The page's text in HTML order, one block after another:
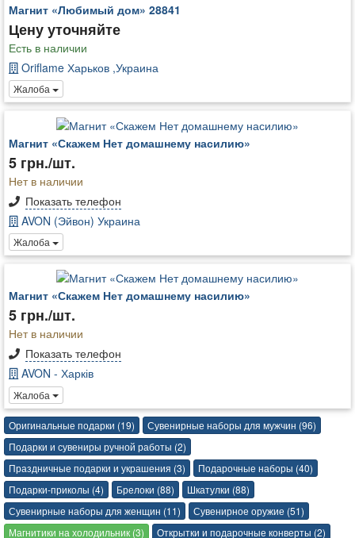
Магнит «Любимый дом» 28841
Цену уточняйте
Есть в наличии
Oriflame Харьков ,Украина
Жалоба
Магнит «Скажем Нет домашнему насилию»
5 грн./шт.
Нет в наличии
Показать телефон
AVON (Эйвон) Украина
Жалоба
Магнит «Скажем Нет домашнему насилию»
5 грн./шт.
Нет в наличии
Показать телефон
AVON - Харків
Жалоба
Оригинальные подарки (19)
Сувенирные наборы для мужчин (96)
Подарки и сувениры ручной работы (2)
Праздничные подарки и украшения (3)
Подарочные наборы (40)
Подарки-приколы (4)
Брелоки (88)
Шкатулки (88)
Сувенирные наборы для женщин (11)
Сувенирное оружие (51)
Магнитики на холодильник (3)
Открытки и подарочные конверты (2)